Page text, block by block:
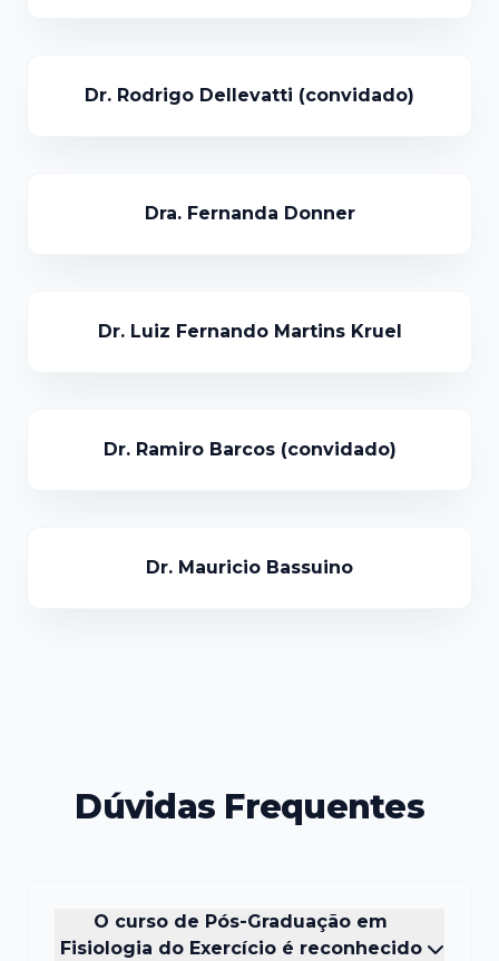
Dr. Rodrigo Dellevatti (convidado)
Dra. Fernanda Donner
Dr. Luiz Fernando Martins Kruel
Dr. Ramiro Barcos (convidado)
Dr. Mauricio Bassuino
Dúvidas Frequentes
O curso de Pós-Graduação em
Fisiologia do Exercício é reconhecido